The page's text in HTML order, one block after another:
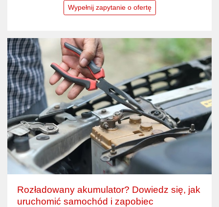
Wypełnij zapytanie o ofertę
Rozładowany akumulator? Dowiedz się, jak
uruchomić samochód i zapobiec